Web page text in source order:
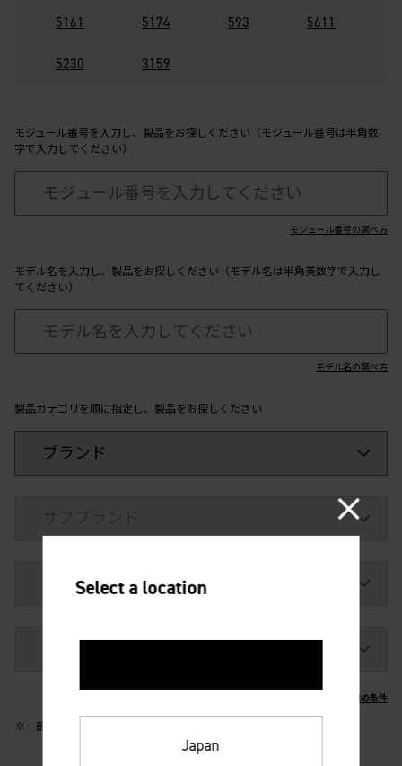
5161
5174 593 5611
5230 3159
モジュール番号を入力し、製品をお探しください（モジュール番号は半角数
字で入力してください）
モジュール番号の調べ方
モデル名を入力し、製品をお探しください（モデル名は半角英数字で入力し
てください）
モデル名の調べ方
製品カテゴリを順に指定し、製品をお探しください
ご利用の条件
※一部の製品は検索対象外となります。
Select a location
Japan